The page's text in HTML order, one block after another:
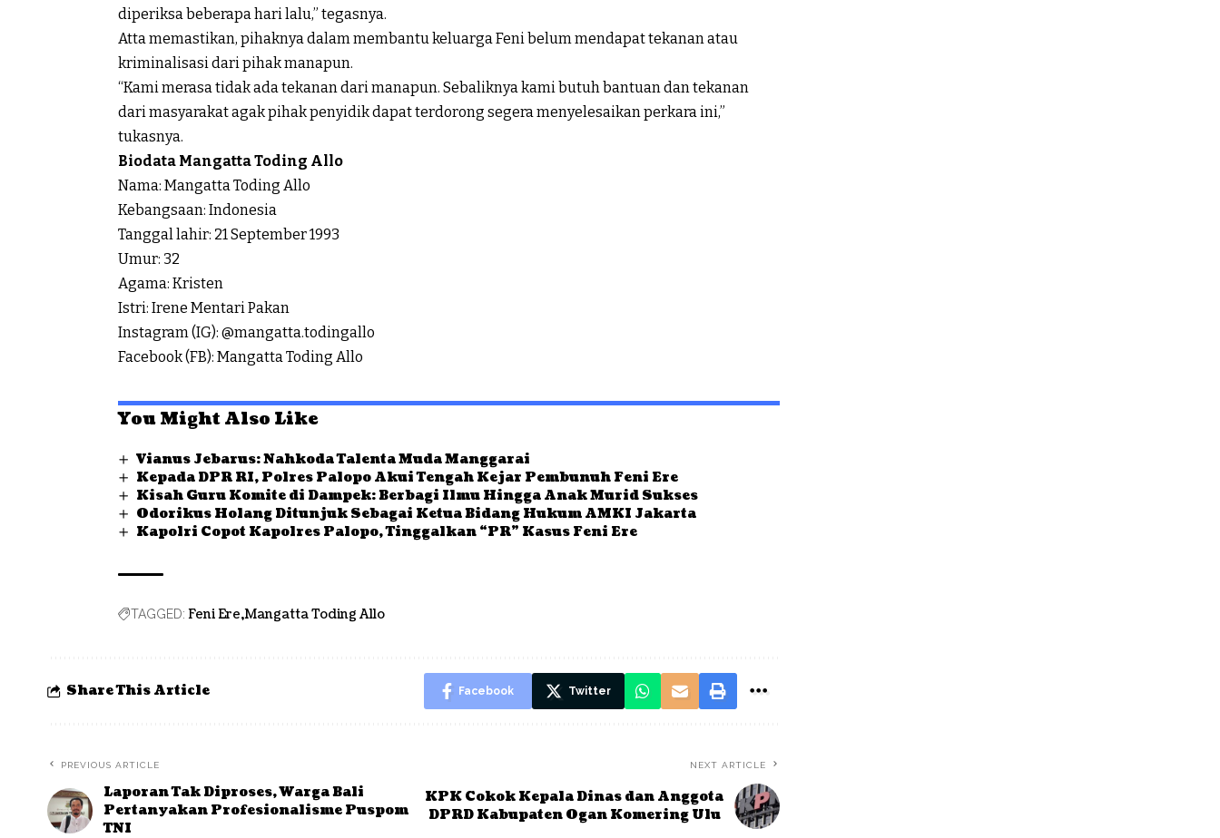
diperiksa beberapa hari lalu,” tegasnya.
Atta memastikan, pihaknya dalam membantu keluarga Feni belum mendapat tekanan atau
kriminalisasi dari pihak manapun.
“Kami merasa tidak ada tekanan dari manapun. Sebaliknya kami butuh bantuan dan tekanan
dari masyarakat agak pihak penyidik dapat terdorong segera menyelesaikan perkara ini,”
tukasnya.
Biodata Mangatta Toding Allo
Nama: Mangatta Toding Allo
Kebangsaan: Indonesia
Tanggal lahir: 21 September 1993
Umur: 32
Agama: Kristen
Istri: Irene Mentari Pakan
Instagram (IG): @mangatta.todingallo
Facebook (FB): Mangatta Toding Allo
You Might Also Like
Vianus Jebarus: Nahkoda Talenta Muda Manggarai
Kepada DPR RI, Polres Palopo Akui Tengah Kejar Pembunuh Feni Ere
Kisah Guru Komite di Dampek: Berbagi Ilmu Hingga Anak Murid Sukses
Odorikus Holang Ditunjuk Sebagai Ketua Bidang Hukum AMKI Jakarta
Kapolri Copot Kapolres Palopo, Tinggalkan “PR” Kasus Feni Ere
TAGGED: Feni Ere Mangatta Toding Allo
Share This Article Facebook Twitter
PREVIOUS ARTICLE
Laporan Tak Diproses, Warga Bali
Pertanyakan Profesionalisme Puspom
TNI
NEXT ARTICLE
KPK Cokok Kepala Dinas dan Anggota
DPRD Kabupaten Ogan Komering Ulu